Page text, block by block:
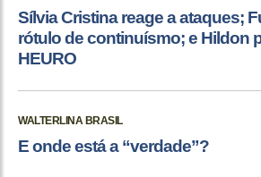
Sílvia Cristina reage a ataques;
rótulo de continuísmo; e Hildon
HEURO
WALTERLINA BRASIL
E onde está a “verdade”?